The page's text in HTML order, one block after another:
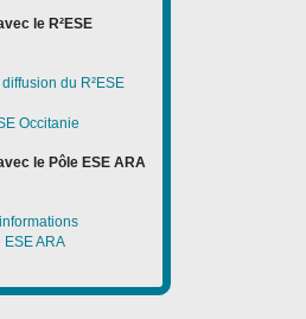
le R²ESE
du R²ESE
Occitanie
le Pôle ESE ARA
ARA